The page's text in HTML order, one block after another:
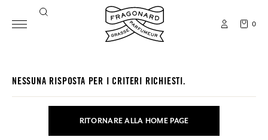
0
NESSUNA RISPOSTA PER I CRITERI RICHIESTI.
RITORNARE ALLA HOME PAGE